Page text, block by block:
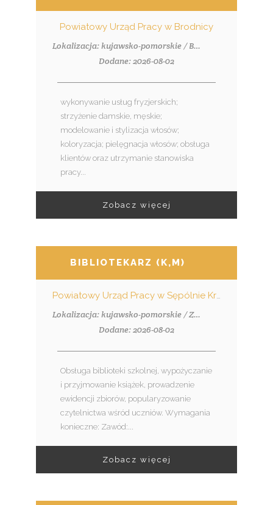
Powiatowy Urząd Pracy w Brodnicy
Lokalizacja: kujawsko-pomorskie / Brodnica
Dodane: 2026-08-02
wykonywanie usług fryzjerskich;
strzyżenie damskie, męskie;
modelowanie i stylizacja włosów;
koloryzacja; pielęgnacja włosów; obsługa
klientów oraz utrzymanie stanowiska
pracy...
Zobacz więcej
BIBLIOTEKARZ (K,M)
Powiatowy Urząd Pracy w Sępólnie Krajeńskim
Lokalizacja: kujawsko-pomorskie / Zalesie (pow. nakielski, gm. Szubin), Zalesie
Dodane: 2026-08-02
Obsługa biblioteki szkolnej, wypożyczanie
i przyjmowanie książek, prowadzenie
ewidencji zbiorów, popularyzowanie
czytelnictwa wśród uczniów. Wymagania
konieczne: Zawód:...
Zobacz więcej